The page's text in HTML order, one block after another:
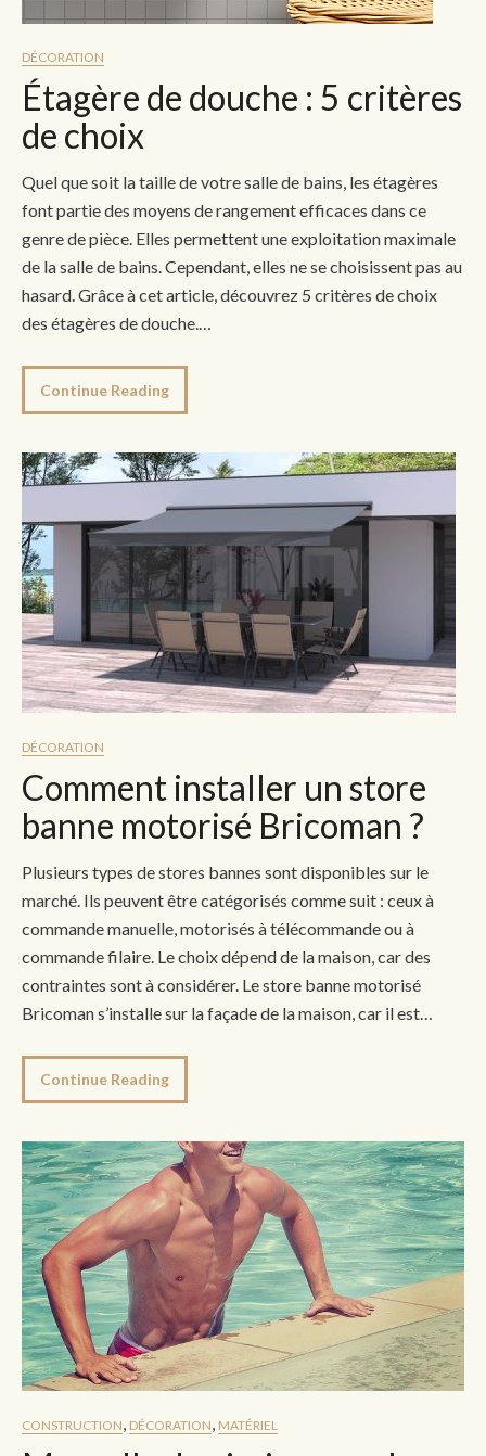
DÉCORATION
Étagère de douche : 5 critères
de choix
Quel que soit la taille de votre salle de bains, les étagères
font partie des moyens de rangement efficaces dans ce
genre de pièce. Elles permettent une exploitation maximale
de la salle de bains. Cependant, elles ne se choisissent pas au
hasard. Grâce à cet article, découvrez 5 critères de choix
des étagères de douche.…
Continue Reading
DÉCORATION
Comment installer un store
banne motorisé Bricoman ?
Plusieurs types de stores bannes sont disponibles sur le
marché. Ils peuvent être catégorisés comme suit : ceux à
commande manuelle, motorisés à télécommande ou à
commande filaire. Le choix dépend de la maison, car des
contraintes sont à considérer. Le store banne motorisé
Bricoman s’installe sur la façade de la maison, car il est…
Continue Reading
CONSTRUCTION DÉCORATION MATÉRIEL